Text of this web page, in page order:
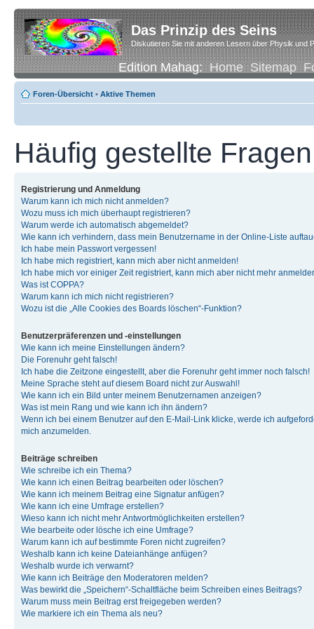
Das Prinzip des Seins
Diskutieren Sie mit anderen Lesern über Physik und
Edition Mahag:Home Sitemap
Foren-Übersicht • Aktive Themen
Häufig gestellte Fragen
Registrierung und Anmeldung
Warum kann ich mich nicht anmelden?
Wozu muss ich mich überhaupt registrieren?
Warum werde ich automatisch abgemeldet?
Wie kann ich verhindern, dass mein Benutzername in der Online-Liste
Ich habe mein Passwort vergessen!
Ich habe mich registriert, kann mich aber nicht anmelden!
Ich habe mich vor einiger Zeit registriert, kann mich aber nicht mehr
Was ist COPPA?
Warum kann ich mich nicht registrieren?
Wozu ist die „Alle Cookies des Boards löschen“-Funktion?
Benutzerpräferenzen und -einstellungen
Wie kann ich meine Einstellungen ändern?
Die Forenuhr geht falsch!
Ich habe die Zeitzone eingestellt, aber die Forenuhr geht immer noch falsch!
Meine Sprache steht auf diesem Board nicht zur Auswahl!
Wie kann ich ein Bild unter meinem Benutzernamen anzeigen?
Was ist mein Rang und wie kann ich ihn ändern?
Wenn ich bei einem Benutzer auf den E-Mail-Link klicke, werde ich
mich anzumelden.
Beiträge schreiben
Wie schreibe ich ein Thema?
Wie kann ich einen Beitrag bearbeiten oder löschen?
Wie kann ich meinem Beitrag eine Signatur anfügen?
Wie kann ich eine Umfrage erstellen?
Wieso kann ich nicht mehr Antwortmöglichkeiten erstellen?
Wie bearbeite oder lösche ich eine Umfrage?
Warum kann ich auf bestimmte Foren nicht zugreifen?
Weshalb kann ich keine Dateianhänge anfügen?
Weshalb wurde ich verwarnt?
Wie kann ich Beiträge den Moderatoren melden?
Was bewirkt die „Speichern“-Schaltfläche beim Schreiben eines Beitrags?
Warum muss mein Beitrag erst freigegeben werden?
Wie markiere ich ein Thema als neu?